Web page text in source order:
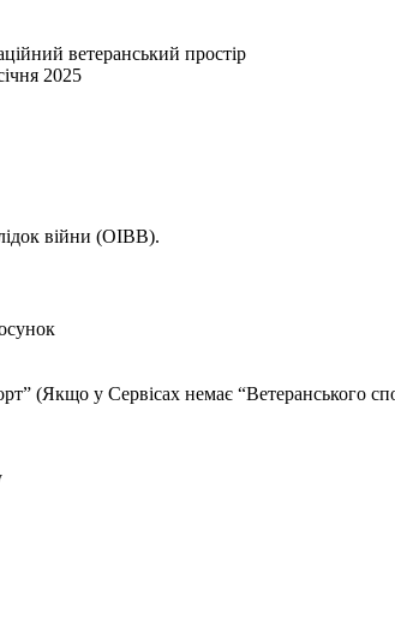
ветеранський простір
2025
війни (ОІВВ).
(Якщо у Сервісах немає “Ветеранського